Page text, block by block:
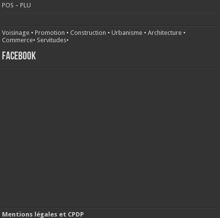
POS – PLU
Voisinage •Promotion •Construction •Urbanisme •Architecture •
Commerce• Servitudes•
FACEBOOK
Mentions légales et CPDP